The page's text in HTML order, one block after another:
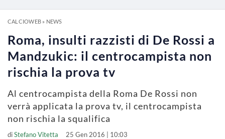
CALCIOWEB» NEWS
Roma, insulti razzisti di De Rossi a
Mandzukic: il centrocampista non
rischia la prova tv
Al centrocampista della Roma De Rossi non
verrà applicata la prova tv, il centrocampista
non rischia la squalifica
diStefano Vitetta 25 Gen 2016 | 10:03